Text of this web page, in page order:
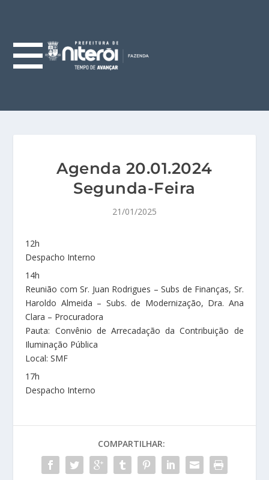
Agenda 20.01.2024
Segunda-Feira
21/01/2025
12h
Despacho Interno
14h
Reunião com Sr. Juan Rodrigues – Subs de Finanças, Sr.
Haroldo Almeida – Subs. de Modernização, Dra. Ana
Clara – Procuradora
Pauta: Convênio de Arrecadação da Contribuição de
Iluminação Pública
Local: SMF
17h
Despacho Interno
COMPARTILHAR: